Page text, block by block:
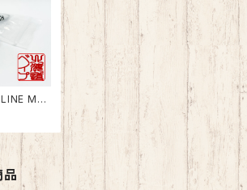
MU
品